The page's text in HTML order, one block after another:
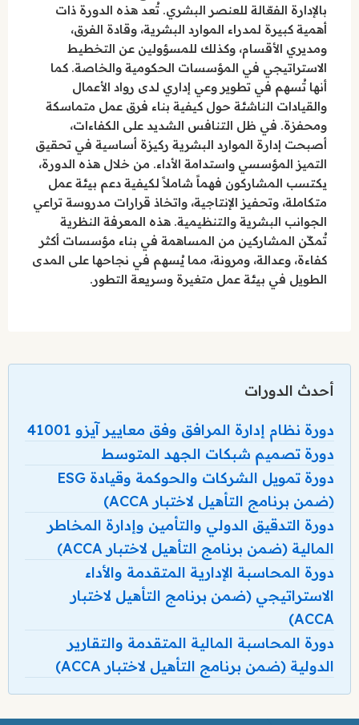
بالإدارة الفعّالة للعنصر البشري. تُعد هذه الدورة ذات
أهمية كبيرة لمدراء الموارد البشرية، وقادة الفرق،
ومديري الأقسام، وكذلك للمسؤولين عن التخطيط
الاستراتيجي في المؤسسات الحكومية والخاصة. كما
أنها تُسهم في تطوير وعي إداري لدى رواد الأعمال
والقيادات الناشئة حول كيفية بناء فرق عمل متماسكة
ومحفزة. في ظل التنافس الشديد على الكفاءات،
أصبحت إدارة الموارد البشرية ركيزة أساسية في تحقيق
التميز المؤسسي واستدامة الأداء. من خلال هذه الدورة،
يكتسب المشاركون فهماً شاملاً لكيفية دعم بيئة عمل
متكاملة، وتحفيز الإنتاجية، واتخاذ قرارات مدروسة تراعي
الجوانب البشرية والتنظيمية. هذه المعرفة النظرية
تُمكّن المشاركين من المساهمة في بناء مؤسسات أكثر
كفاءة، وعدالة، ومرونة، مما يُسهم في نجاحها على المدى
الطويل في بيئة عمل متغيرة وسريعة التطور.
أحدث الدورات
دورة نظام إدارة المرافق وفق معايير آيزو 41001
دورة تصميم شبكات الجهد المتوسط
دورة تمويل الشركات والحوكمة وقيادة ESG
(ضمن برنامج التأهيل لاختبار ACCA)
دورة التدقيق الدولي والتأمين وإدارة المخاطر
المالية (ضمن برنامج التأهيل لاختبار ACCA)
دورة المحاسبة الإدارية المتقدمة والأداء
الاستراتيجي (ضمن برنامج التأهيل لاختبار
ACCA)
دورة المحاسبة المالية المتقدمة والتقارير
الدولية (ضمن برنامج التأهيل لاختبار ACCA)